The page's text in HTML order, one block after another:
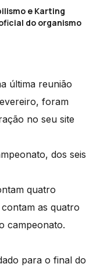
e Karting
do organismo
última reunião
foram
no seu site
dos seis
quatro
as quatro
campeonato.
para o final do